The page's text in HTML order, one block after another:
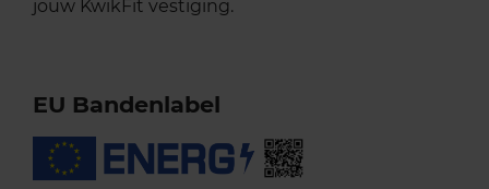
jouw KwikFit vestiging.
EU Bandenlabel